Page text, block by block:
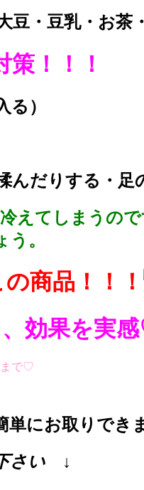
豆・豆乳・お茶
！！！
）
だりする・足
えてしまうの
。
商品！！！
効果を実
まで♡
単にお取りでき
さい ↓